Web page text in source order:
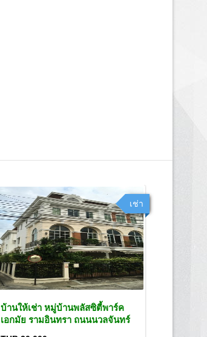
เช่า
บ้านให้เช่า หมู่บ้านพลัสซิตี้พาร์ค
เอกมัย รามอินทรา ถนนนวลจันทร์